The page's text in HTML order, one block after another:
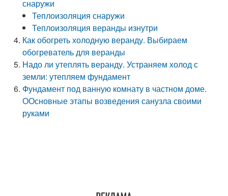
снаружи
Теплоизоляция снаружи
Теплоизоляция веранды изнутри
Как обогреть холодную веранду. Выбираем
обогреватель для веранды
Надо ли утеплять веранду. Устраняем холод с
земли: утепляем фундамент
Фундамент под ванную комнату в частном доме.
ООсновные этапы возведения санузла своими
руками